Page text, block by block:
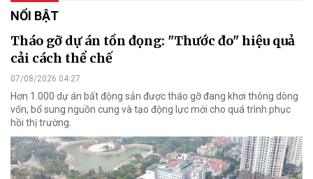
NỔI BẬT
Tháo gỡ dự án tồn đọng: "Thước đo" hiệu quả
cải cách thể chế
07/08/2026 04:27
Hơn 1.000 dự án bất động sản được tháo gỡ đang khơi thông dòng
vốn, bổ sung nguồn cung và tạo động lực mới cho quá trình phục
hồi thị trường.